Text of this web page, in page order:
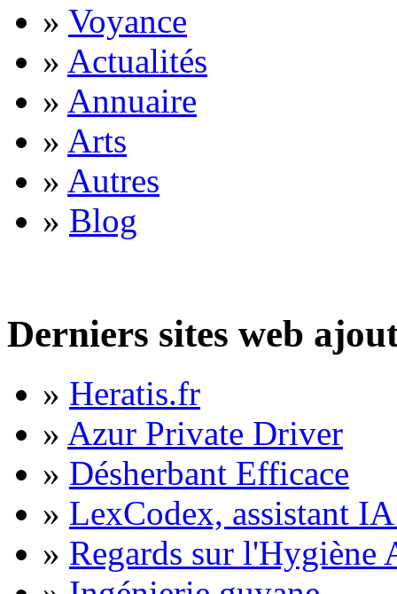
» Voyance
» Actualités
» Annuaire
» Arts
» Autres
» Blog
Derniers sites web
» Heratis.fr
» Azur Private Driver
» Désherbant Efficace
» LexCodex, assistant
» Regards sur l'Hygiène